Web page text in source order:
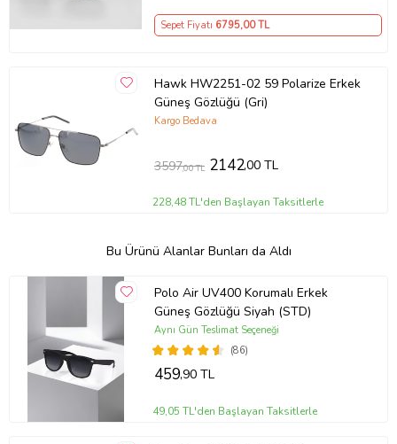
Sepet Fiyatı 6795,00 TL
Hawk HW2251-02 59 Polarize Erkek
Güneş Gözlüğü (Gri)
Kargo Bedava
3597,00 TL 2142,00 TL
228,48 TL'den Başlayan Taksitlerle
Bu Ürünü Alanlar Bunları da Aldı
Polo Air UV400 Korumalı Erkek
Güneş Gözlüğü Siyah (STD)
(86)
Aynı Gün Teslimat Seçeneği
459,90 TL
49,05 TL'den Başlayan Taksitlerle